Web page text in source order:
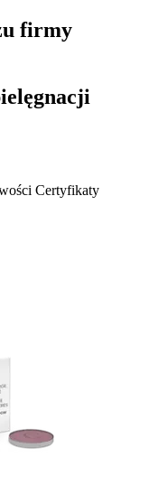
firmy
Certyfikaty